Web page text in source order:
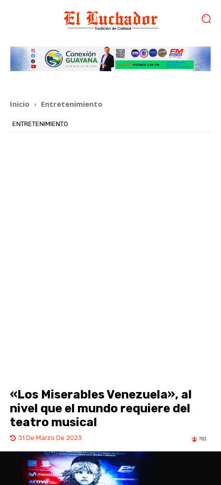
Inicio Entretenimiento
ENTRETENIMIENTO
«Los Miserables Venezuela», al
nivel que el mundo requiere del
teatro musical
31 De Marzo De 2023 783